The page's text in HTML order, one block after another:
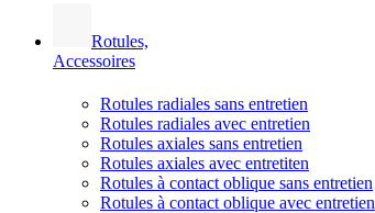
Rotules,
Accessoires
Rotules radiales sans entretien
Rotules radiales avec entretien
Rotules axiales sans entretien
Rotules axiales avec entretiten
Rotules à contact oblique sans entretien
Rotules à contact oblique avec entretien